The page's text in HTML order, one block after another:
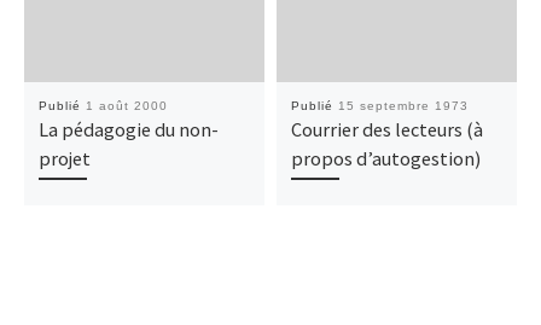
Publié 1 août 2000
La pédagogie du non-
projet
Publié 15 septembre 1973
Courrier des lecteurs (à
propos d’autogestion)